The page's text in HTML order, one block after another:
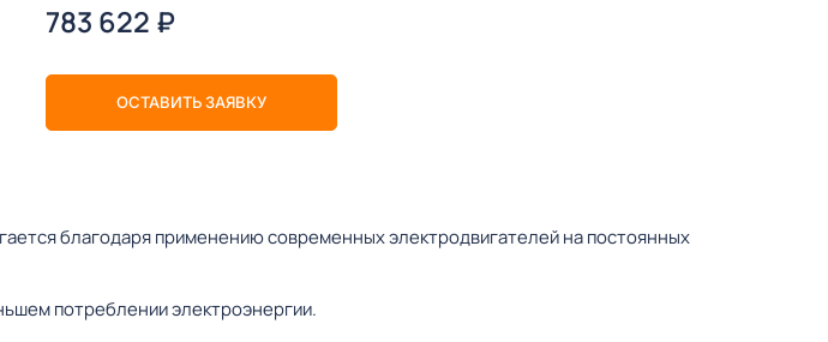
783 622 ₽
ОСТАВИТЬ ЗАЯВКУ
благодаря применению современных электродвигателей на постоянных
потреблении электроэнергии.